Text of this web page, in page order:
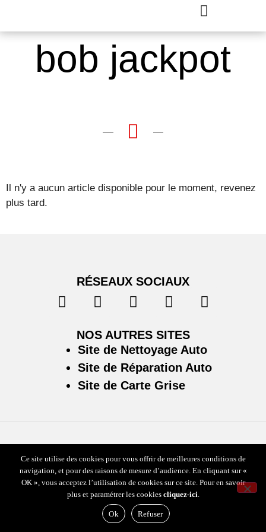
bob jackpot
Il n'y a aucun article disponible pour le moment, revenez
plus tard.
RÉSEAUX SOCIAUX
NOS AUTRES SITES
Site de Nettoyage Auto
Site de Réparation Auto
Site de Carte Grise
Ce site utilise des cookies pour vous offrir de meilleures conditions de
navigation, et pour des raisons de mesure d’audience. En cliquant sur «
OK », vous acceptez l’utilisation de cookies sur ce site. Pour en savoir
plus et paramétrer les cookies cliquez-ici.
Ok Refuser